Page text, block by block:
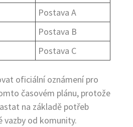
Postava A
Postava B
Postava C
oficiální oznámení pro
časovém plánu, protože
na základě potřeb
vazby od komunity.